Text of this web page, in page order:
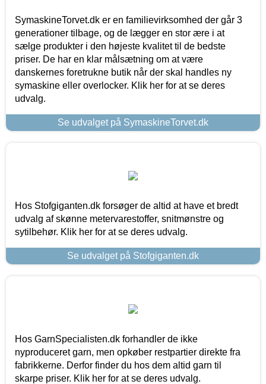
SymaskineTorvet.dk er en familievirksomhed der går 3
generationer tilbage, og de lægger en stor ære i at
sælge produkter i den højeste kvalitet til de bedste
priser. De har en klar målsætning om at være
danskernes foretrukne butik når der skal handles ny
symaskine eller overlocker. Klik her for at se deres
udvalg.
Se udvalget på SymaskineTorvet.dk
Hos Stofgiganten.dk forsøger de altid at have et bredt
udvalg af skønne metervarestoffer, snitmønstre og
sytilbehør. Klik her for at se deres udvalg.
Se udvalget på Stofgiganten.dk
Hos GarnSpecialisten.dk forhandler de ikke
nyproduceret garn, men opkøber restpartier direkte fra
fabrikkerne. Derfor finder du hos dem altid garn til
skarpe priser. Klik her for at se deres udvalg.